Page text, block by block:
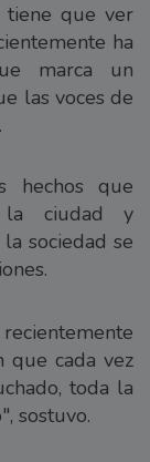
tiene que ver
ha
marca un
las voces de
hechos que
la ciudad y
sociedad se
que cada vez
toda la
sostuvo.